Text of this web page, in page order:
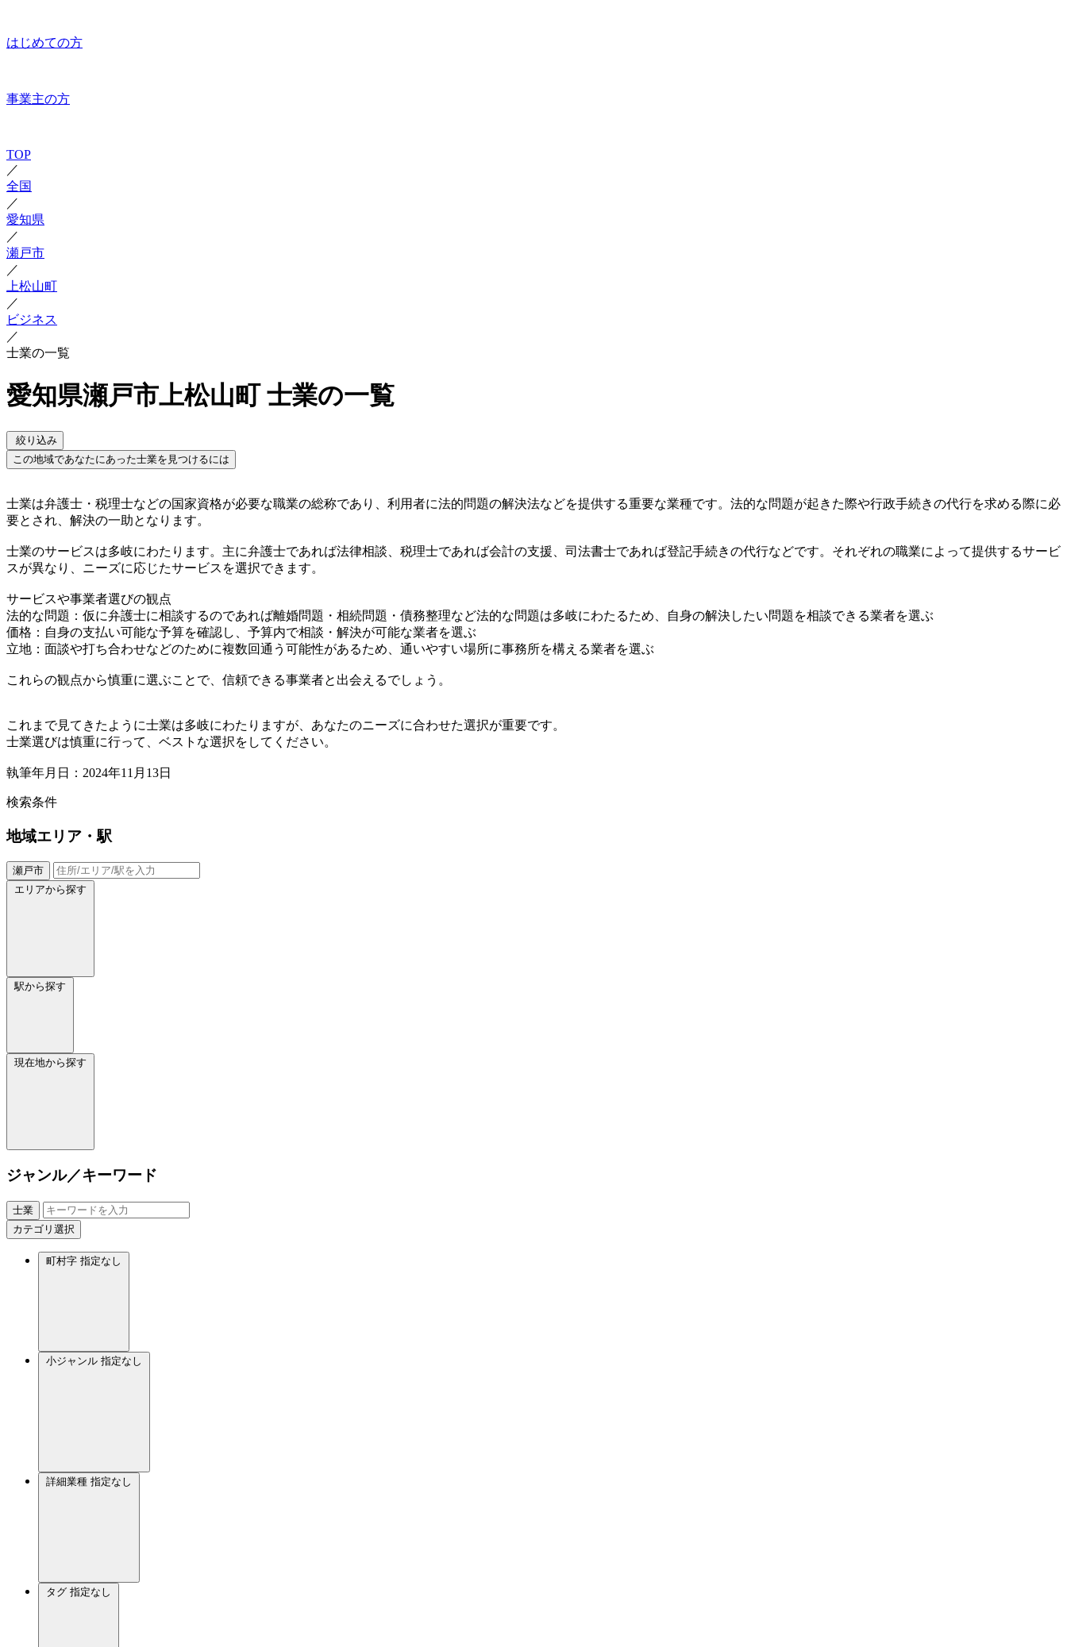
はじめての方
事業主の方
TOP
／
全国
／
愛知県
／
瀬戸市
／
上松山町
／
ビジネス
／
士業の一覧
愛知県瀬戸市上松山町 士業の一覧
絞り込み
この地域であなたにあった士業を見つけるには
士業は弁護士・税理士などの国家資格が必要な職業の総称であり、利用者に法的問題の解決法などを提供する重要な業種です。法的な問題が起きた際や行政手続きの代行を求める際に必
要とされ、解決の一助となります。
士業のサービスは多岐にわたります。主に弁護士であれば法律相談、税理士であれば会計の支援、司法書士であれば登記手続きの代行などです。それぞれの職業によって提供するサービ
スが異なり、ニーズに応じたサービスを選択できます。
サービスや事業者選びの観点
法的な問題：仮に弁護士に相談するのであれば離婚問題・相続問題・債務整理など法的な問題は多岐にわたるため、自身の解決したい問題を相談できる業者を選ぶ
価格：自身の支払い可能な予算を確認し、予算内で相談・解決が可能な業者を選ぶ
立地：面談や打ち合わせなどのために複数回通う可能性があるため、通いやすい場所に事務所を構える業者を選ぶ
これらの観点から慎重に選ぶことで、信頼できる事業者と出会えるでしょう。
これまで見てきたように士業は多岐にわたりますが、あなたのニーズに合わせた選択が重要です。
士業選びは慎重に行って、ベストな選択をしてください。
執筆年月日：2024年11月13日
検索条件
地域エリア・駅
瀬戸市
エリアから探す
駅から探す
現在地から探す
ジャンル／キーワード
士業
カテゴリ選択
町村字 指定なし
小ジャンル 指定なし
詳細業種 指定なし
タグ 指定なし